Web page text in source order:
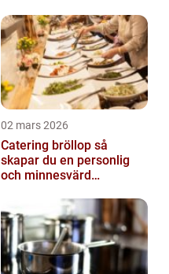
02 mars 2026
Catering bröllop så
skapar du en personlig
och minnesvärd